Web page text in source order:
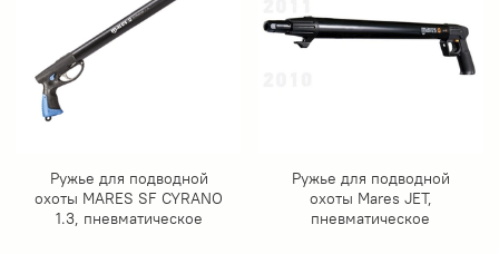
Ружье для подводной
охоты MARES SF CYRANO
1.3, пневматическое
Ружье для подводной
охоты Mares JET,
пневматическое